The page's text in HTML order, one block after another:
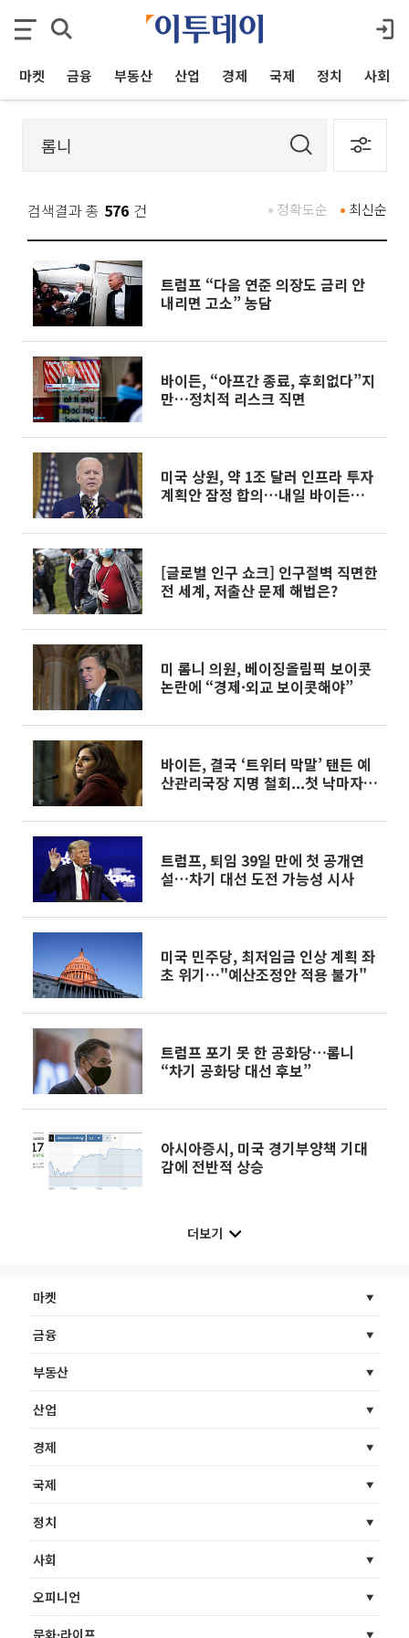
마켓 금융 부동산 산업 경제 국제 정치 사회
검색결과 총 576 건 최신순
정확도순
트럼프 “다음 연준 의장도 금리 안
내리면 고소” 농담
바이든, “아프간 종료, 후회없다”지
만…정치적 리스크 직면
미국 상원, 약 1조 달러 인프라 투자
계획안 잠정 합의…내일 바이든과
[글로벌 인구 쇼크] 인구절벽 직면한
전 세계, 저출산 문제 해법은?
미 롬니 의원, 베이징올림픽 보이콧
논란에 “경제·외교 보이콧해야”
바이든, 결국 ‘트위터 막말’ 탠든 예
산관리국장 지명 철회...첫 낙마자
트럼프, 퇴임 39일 만에 첫 공개연
설…차기 대선 도전 가능성 시사
미국 민주당, 최저임금 인상 계획 좌
초 위기…"예산조정안 적용 불가"
트럼프 포기 못 한 공화당…롬니
“차기 공화당 대선 후보”
아시아증시, 미국 경기부양책 기대
감에 전반적 상승
더보기
마켓
금융
부동산
산업
경제
국제
정치
사회
오피니언
문화·라이프